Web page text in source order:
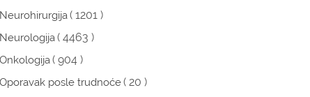
Neurohirurgija( 1201 )
Neurologija( 4463 )
Onkologija( 904 )
Oporavak posle trudnoće( 20 )